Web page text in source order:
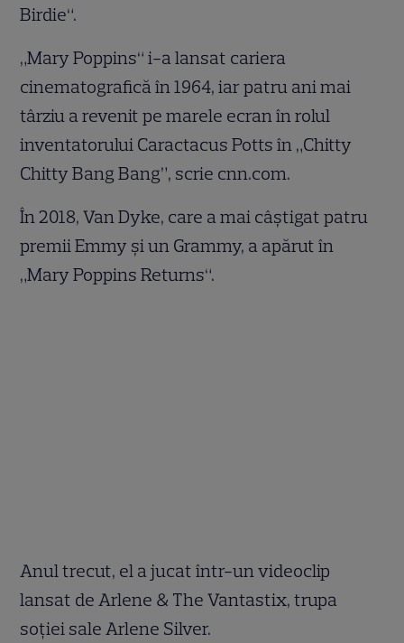
Birdie“.
„Mary Poppins“ i-a lansat cariera
cinematografică în 1964, iar patru ani mai
târziu a revenit pe marele ecran în rolul
inventatorului Caractacus Potts în „Chitty
Chitty Bang Bang”, scrie cnn.com.
În 2018, Van Dyke, care a mai câștigat patru
premii Emmy și un Grammy, a apărut în
„Mary Poppins Returns“.
Anul trecut, el a jucat într-un videoclip
lansat de Arlene & The Vantastix, trupa
soției sale Arlene Silver.